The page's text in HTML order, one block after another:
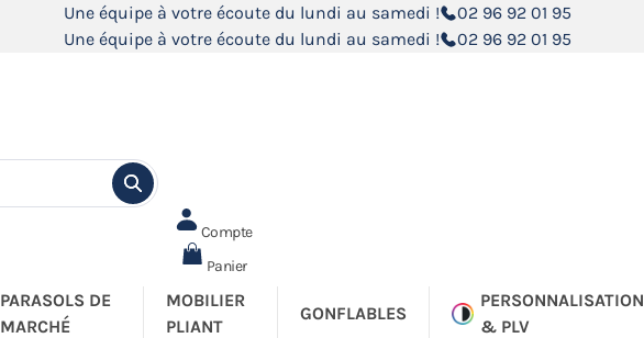
Une équipe à votre écoute du lundi au samedi ! 02 96 92 01 95
Une équipe à votre écoute du lundi au samedi !
02 96 92 01 95
Compte
Panier
PARASOLS DE
MARCHÉ
MOBILIER
PLIANT
GONFLABLES
PERSONNALISATION
& PLV